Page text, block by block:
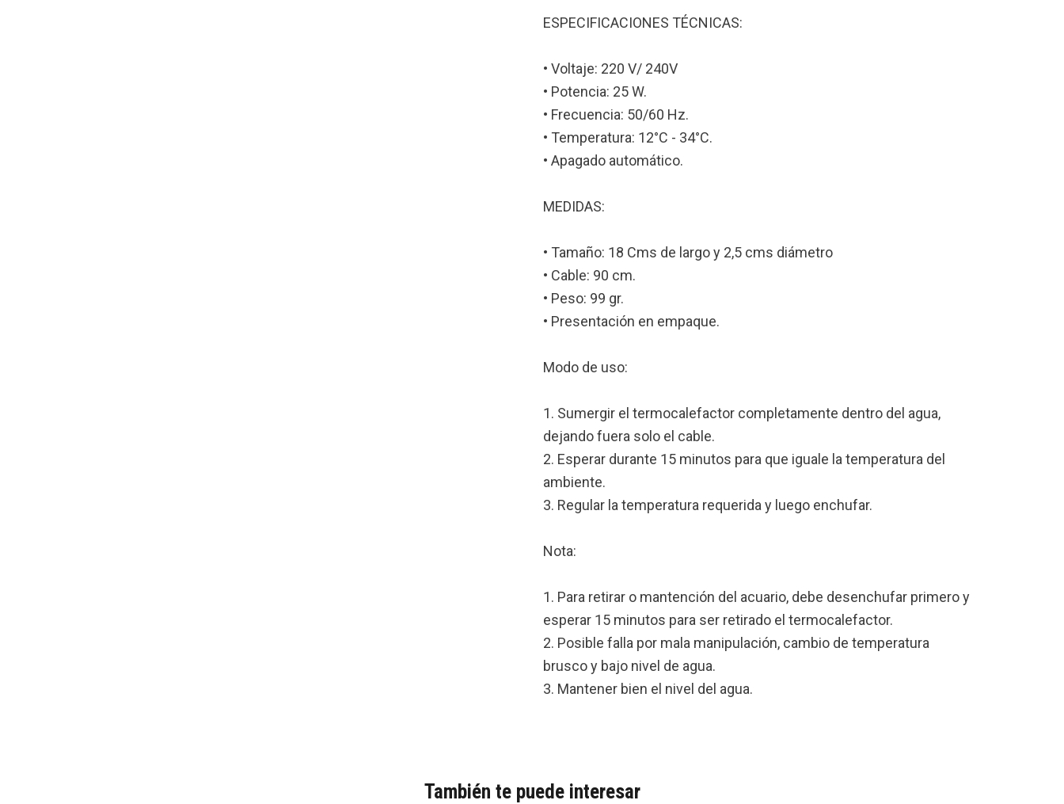
ESPECIFICACIONES TÉCNICAS:
• Voltaje: 220 V/ 240V
• Potencia: 25 W.
• Frecuencia: 50/60 Hz.
• Temperatura: 12°C - 34°C.
• Apagado automático.
MEDIDAS:
• Tamaño: 18 Cms de largo y 2,5 cms diámetro
• Cable: 90 cm.
• Peso: 99 gr.
• Presentación en empaque.
Modo de uso:
1. Sumergir el termocalefactor completamente dentro del agua,
dejando fuera solo el cable.
2. Esperar durante 15 minutos para que iguale la temperatura del
ambiente.
3. Regular la temperatura requerida y luego enchufar.
Nota:
1. Para retirar o mantención del acuario, debe desenchufar primero y
esperar 15 minutos para ser retirado el termocalefactor.
2. Posible falla por mala manipulación, cambio de temperatura
brusco y bajo nivel de agua.
3. Mantener bien el nivel del agua.
También te puede interesar